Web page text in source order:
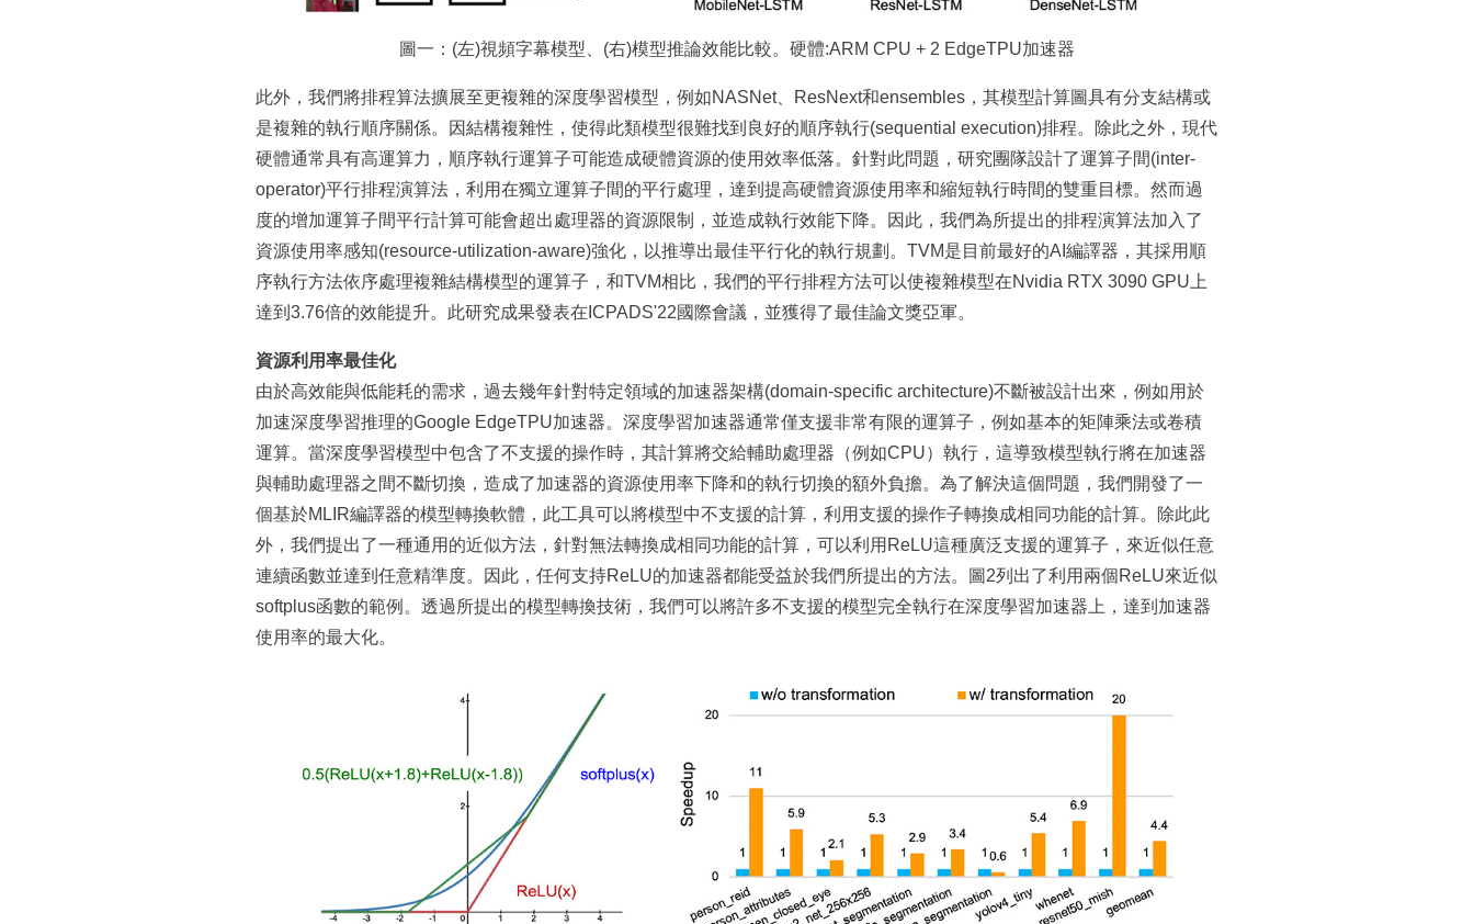
圖一：(左)視頻字幕模型、(右)模型推論效能比較。硬體:ARM CPU + 2 EdgeTPU加速器
此外，我們將排程算法擴展至更複雜的深度學習模型，例如NASNet、ResNext和ensembles，其模型計算圖具有分支結構或
是複雜的執行順序關係。因結構複雜性，使得此類模型很難找到良好的順序執行(sequential execution)排程。除此之外，現代
硬體通常具有高運算力，順序執行運算子可能造成硬體資源的使用效率低落。針對此問題，研究團隊設計了運算子間(inter-
operator)平行排程演算法，利用在獨立運算子間的平行處理，達到提高硬體資源使用率和縮短執行時間的雙重目標。然而過
度的增加運算子間平行計算可能會超出處理器的資源限制，並造成執行效能下降。因此，我們為所提出的排程演算法加入了
資源使用率感知(resource-utilization-aware)強化，以推導出最佳平行化的執行規劃。TVM是目前最好的AI編譯器，其採用順
序執行方法依序處理複雜結構模型的運算子，和TVM相比，我們的平行排程方法可以使複雜模型在Nvidia RTX 3090 GPU上
達到3.76倍的效能提升。此研究成果發表在ICPADS'22國際會議，並獲得了最佳論文獎亞軍。
資源利用率最佳化
由於高效能與低能耗的需求，過去幾年針對特定領域的加速器架構(domain-specific architecture)不斷被設計出來，例如用於
加速深度學習推理的Google EdgeTPU加速器。深度學習加速器通常僅支援非常有限的運算子，例如基本的矩陣乘法或卷積
運算。當深度學習模型中包含了不支援的操作時，其計算將交給輔助處理器（例如CPU）執行，這導致模型執行將在加速器
與輔助處理器之間不斷切換，造成了加速器的資源使用率下降和的執行切換的額外負擔。為了解決這個問題，我們開發了一
個基於MLIR編譯器的模型轉換軟體，此工具可以將模型中不支援的計算，利用支援的操作子轉換成相同功能的計算。除此此
外，我們提出了一種通用的近似方法，針對無法轉換成相同功能的計算，可以利用ReLU這種廣泛支援的運算子，來近似任意
連續函數並達到任意精準度。因此，任何支持ReLU的加速器都能受益於我們所提出的方法。圖2列出了利用兩個ReLU來近似
softplus函數的範例。透過所提出的模型轉換技術，我們可以將許多不支援的模型完全執行在深度學習加速器上，達到加速器
使用率的最大化。